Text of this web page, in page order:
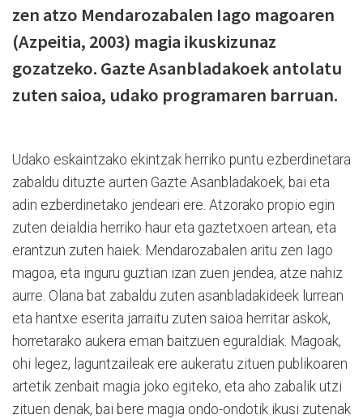
zen atzo Mendarozabalen Iago magoaren
(Azpeitia, 2003) magia ikuskizunaz
gozatzeko. Gazte Asanbladakoek antolatu
zuten saioa, udako programaren barruan.
Udako eskaintzako ekintzak herriko puntu ezberdinetara
zabaldu dituzte aurten Gazte Asanbladakoek, bai eta
adin ezberdinetako jendeari ere. Atzorako propio egin
zuten deialdia herriko haur eta gaztetxoen artean, eta
erantzun zuten haiek. Mendarozabalen aritu zen Iago
magoa, eta inguru guztian izan zuen jendea, atze nahiz
aurre. Olana bat zabaldu zuten asanbladakideek lurrean
eta hantxe eserita jarraitu zuten saioa herritar askok,
horretarako aukera eman baitzuen eguraldiak. Magoak,
ohi legez, laguntzaileak ere aukeratu zituen publikoaren
artetik zenbait magia joko egiteko, eta aho zabalik utzi
zituen denak, bai bere magia ondo-ondotik ikusi zutenak